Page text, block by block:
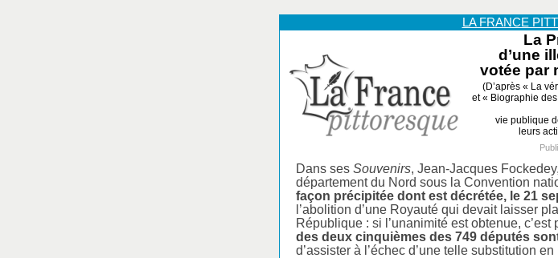
LA FRANCE
La
d’une
votée par
(D’après « La
et « Biographie
vie publique
leurs
Dans ses Souvenirs, Jean-Jacques
département du Nord sous la Convention
façon précipitée dont est décrétée, le 21
l’abolition d’une Royauté qui devait laisser
République : si l’unanimité est obtenue, c’est
des deux cinquièmes des 749 députés
d’assister à l’échec d’une telle substitution